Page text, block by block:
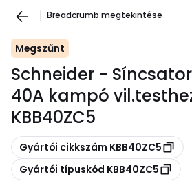
Breadcrumb megtekintése
Megszűnt
Schneider -
40A kampó
KBB40ZC5
Másolás
Gyártói cikkszám KBB40ZC5
Másolás
Gyártói típuskód KBB40ZC5